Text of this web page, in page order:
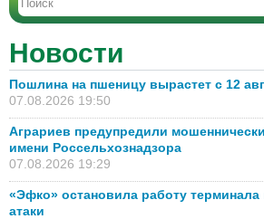
Новости
Пошлина на пшеницу вырастет с 12
07.08.2026 19:50
Аграриев предупредили
имени Россельхознадзора
07.08.2026 19:29
«Эфко» остановила работу
атаки